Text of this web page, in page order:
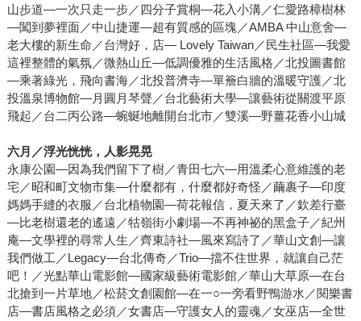
山步道—一次只走一步／四分子賞桐—花入小溝／仁愛路樟樹林
—闖到夢裡面／中山捷運—超有質感的區塊／AMBA 中山意舍—
老大樓的新生命／台灣好，店— Lovely Taiwan／民生社區—我愛
這裡整體的氣氛／微熱山丘—低調優雅的生活風格／北投圖書館
—乘著綠光，飛向書海／北投普濟寺—單簷白牆的溫暖守護／北
投溫泉博物館—月圓月琴聲／台北藝術大學—讓藝術從關渡平原
飛起／台二丙公路—蜿蜒地離開台北市／雙溪—野薑花香小山城
六月／浮光恍恍，人影晃晃
永康公園—因為我們留下了樹／青田七六—用溫柔心意維護的老
宅／昭和町文物市集—什麼都有，什麼都好奇怪／繭裹子—印度
媽媽手縫的衣服／台北植物園—荷花報信，夏天來了／欽差行臺
—比老樹還老的遙遠／牯嶺街小劇場—不再神祕的黑盒子／紀州
庵—文學裡的尋常人生／齊東詩社—風來寫詩了／華山文創—讓
我們做工／Legacy—台北傳奇／Trio—擋不住世界，就讓自己茫
吧！／光點華山電影館—國家級藝術電影館／華山大草原—在台
北搶到一片草地／松菸文創園館—在一○一旁看野鴨游水／閱樂書
店—書店風格之必須／女書店—守護女人的靈魂／女巫店—全世